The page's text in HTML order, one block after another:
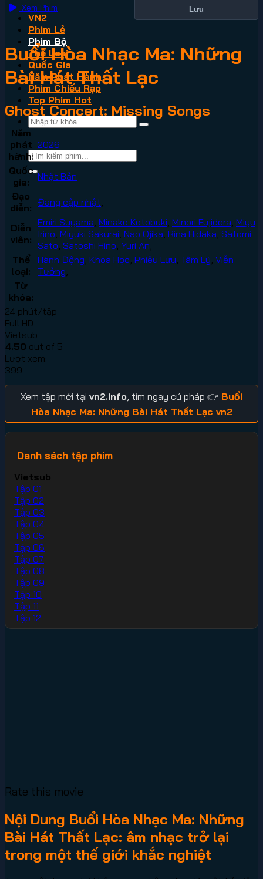
VN2
Phim Lẻ
Phim Bộ
Thể Loại
Quốc Gia
Năm Phát Hành
Phim Chiếu Rạp
Top Phim Hot
Xem Phim Lưu
Buổi Hòa Nhạc Ma: Những
Bài Hát Thất Lạc
Ghost Concert: Missing Songs
Năm
phát
hành:
2026
Quốc
gia:
Nhật Bản
Đạo
diễn: Đang cập nhật
Diễn
viên:
Emiri Suyama Minako Kotobuki Minori Fujidera Miyu
Irino Miyuki Sakurai Nao Ojika Rina Hidaka Satomi
Sato Satoshi Hino Yuri An
Thể
loại:
Hành Động Khoa Học Phiêu Lưu Tâm Lý Viễn
Tưởng
Từ
khóa:
24 phút/tập
Full HD
Vietsub
4.50 out of 5
Lượt xem:
399
Xem tập mới tại vn2.info , tìm ngay cú pháp 👉 Buổi
Hòa Nhạc Ma: Những Bài Hát Thất Lạc vn2
Danh sách tập phim
Vietsub
Tập 01
Tập 02
Tập 03
Tập 04
Tập 05
Tập 06
Tập 07
Tập 08
Tập 09
Tập 10
Tập 11
Tập 12
Rate this movie
Nội Dung Buổi Hòa Nhạc Ma: Những
Bài Hát Thất Lạc: âm nhạc trở lại
trong một thế giới khắc nghiệt